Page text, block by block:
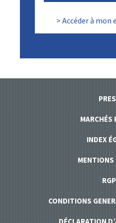
> Accéder à mon
MARCHÉS
INDEX
MENTIONS
CONDITIONS